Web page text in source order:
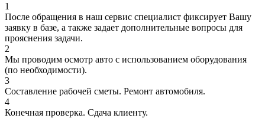
1
После обращения в наш сервис специалист фиксирует Вашу
заявку в базе, а также задает дополнительные вопросы для
прояснения задачи.
2
Мы проводим осмотр авто с использованием оборудования
(по необходимости).
3
Составление рабочей сметы. Ремонт автомобиля.
4
Конечная проверка. Сдача клиенту.